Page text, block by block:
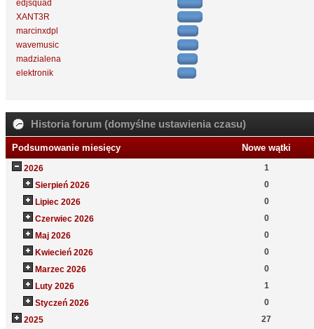
edjsquad
XANT3R
marcinxdpl
wavemusic
madzialena
elektronik
Historia forum (domyślne ustawienia czasu)
Podsumowanie miesięcy Nowe wątki
2026
1
Sierpień 2026
0
Lipiec 2026
0
Czerwiec 2026
0
Maj 2026
0
Kwiecień 2026
0
Marzec 2026
0
Luty 2026
1
Styczeń 2026
0
2025
27